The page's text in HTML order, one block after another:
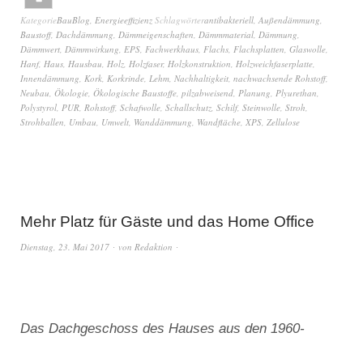
KategorieBauBlog, Energieeffizienz Schlagwörterantibakteriell, Außendämmung,
Baustoff, Dachdämmung, Dämmeigenschaften, Dämmmaterial, Dämmung,
Dämmwert, Dämmwirkung, EPS, Fachwerkhaus, Flachs, Flachsplatten, Glaswolle,
Hanf, Haus, Hausbau, Holz, Holzfaser, Holzkonstruktion, Holzweichfaserplatte,
Innendämmung, Kork, Korkrinde, Lehm, Nachhaltigkeit, nachwachsende Rohstoff,
Neubau, Ökologie, Ökologische Baustoffe, pilzabweisend, Planung, Plyurethan,
Polystyrol, PUR, Rohstoff, Schafwolle, Schallschutz, Schilf, Steinwolle, Stroh,
Strohballen, Umbau, Umwelt, Wanddämmung, Wandfläche, XPS, Zellulose
Mehr Platz für Gäste und das Home Office
Dienstag, 23. Mai 2017 von Redaktion
Das Dachgeschoss des Hauses aus den 1960-